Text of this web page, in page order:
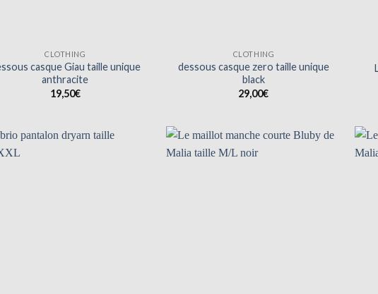
CLOTHING
casque Giau taille unique
anthracite
19,50€
CLOTHING
dessous casque zero taille unique
black
29,00€